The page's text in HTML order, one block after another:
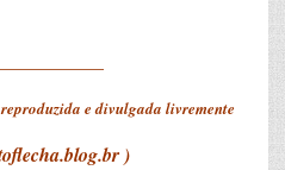
e divulgada livremente
)